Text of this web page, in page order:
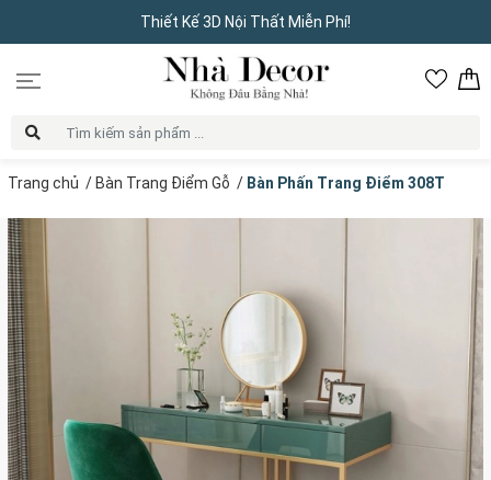
Thiết Kế 3D Nội Thất Miễn Phí!
Trang chủ / Bàn Trang Điểm Gỗ / Bàn Phấn Trang Điểm 308T